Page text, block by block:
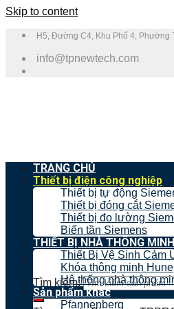
Skip to content
H5, Đường C4, Khu Phố 4, Phường
info@tpnewtech.com
Tìm kiếm:
TRANG CHỦ
Thiết bị điện công nghiệp
Thiết bị tự động
Thiết bị đóng cắt
Thiết bị đo lường
Biến tần Siemens
THIẾT BỊ NHÀ THÔNG MINH
Thiết Bị Vệ Sinh Cảm
Khóa thông minh Hune
Hệ thống nhà thông
Sản phẩm khác
Pfannenberg